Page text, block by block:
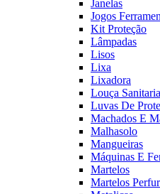
Janelas
Jogos
Kit Proteção
Lâmpadas
Lisos
Lixa
Lixadora
Louça Sanitaria
Luvas De
Machados E
Malhasolo
Mangueiras
Máquinas E
Martelos
Martelos